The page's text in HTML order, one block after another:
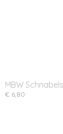
MBW
€ 6,80